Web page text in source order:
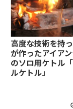
高度な技術を持
が作ったアイア
のソロ用ケトル
ルケトル」